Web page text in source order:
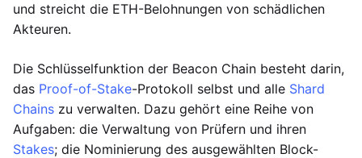
und streicht die ETH-Belohnungen von schädlichen
Akteuren.
Die Schlüsselfunktion der Beacon Chain besteht darin,
das Proof-of-Stake-Protokoll selbst und alle Shard
Chains zu verwalten. Dazu gehört eine Reihe von
Aufgaben: die Verwaltung von Prüfern und ihren
Stakes; die Nominierung des ausgewählten Block-